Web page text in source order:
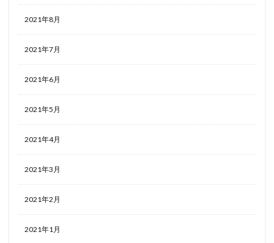
2021年8月
2021年7月
2021年6月
2021年5月
2021年4月
2021年3月
2021年2月
2021年1月